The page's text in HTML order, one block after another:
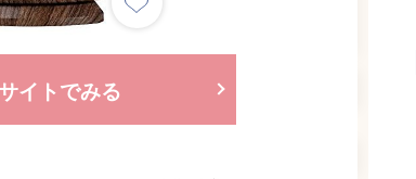
イトでみる